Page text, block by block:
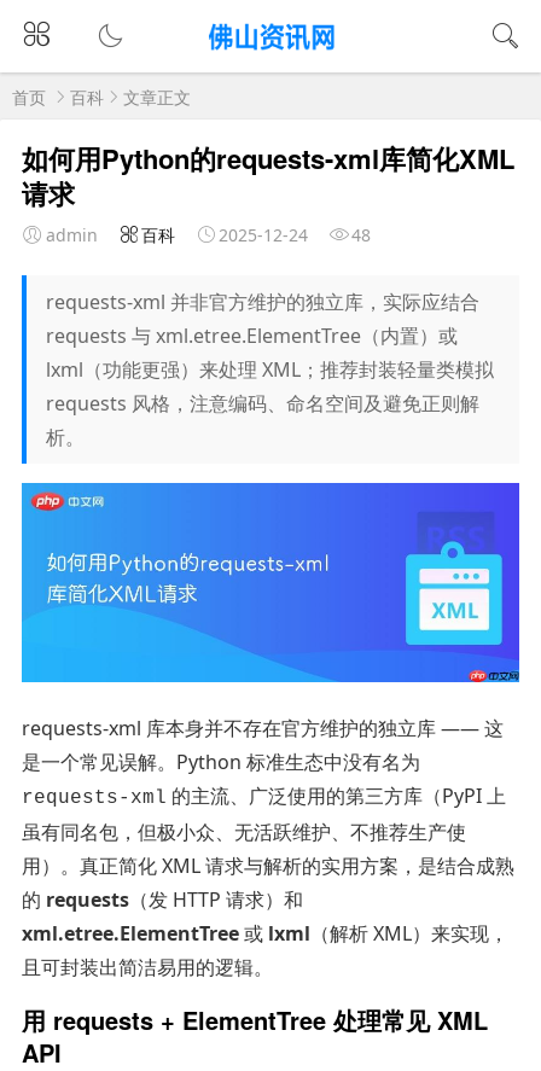
首页 百科 文章正文
如何用Python的requests-xml库简化XML
请求
admin 百科 2025-12-24 48
requests-xml 并非官方维护的独立库，实际应结合
requests 与 xml.etree.ElementTree（内置）或
lxml（功能更强）来处理 XML；推荐封装轻量类模拟
requests 风格，注意编码、命名空间及避免正则解
析。
requests-xml 库本身并不存在官方维护的独立库 —— 这
是一个常见误解。Python 标准生态中没有名为
requests-xml 的主流、广泛使用的第三方库（PyPI 上
虽有同名包，但极小众、无活跃维护、不推荐生产使
用）。真正简化 XML 请求与解析的实用方案，是结合成熟
的 requests（发 HTTP 请求）和
xml.etree.ElementTree或 lxml （解析 XML）来实现，
且可封装出简洁易用的逻辑。
用 requests + ElementTree 处理常见 XML
API